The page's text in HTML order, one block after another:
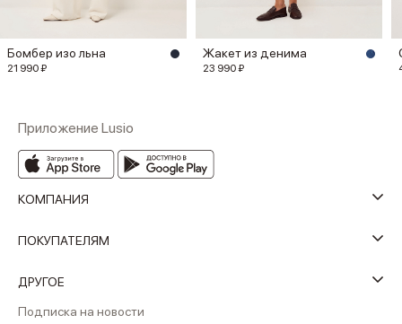
Бомбер изо льна
21 990 ₽
Жакет из денима
23 990 ₽
Приложение Lusio
КОМПАНИЯ
ПОКУПАТЕЛЯМ
ДРУГОЕ
Подписка на новости